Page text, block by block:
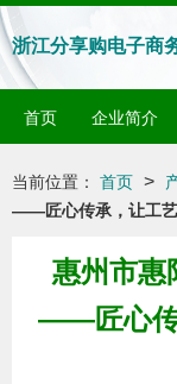
浙江分享购电子商
首页 企业简介
当前位置： 首页 >
——匠心传承，让工艺
惠州市惠
——匠心传